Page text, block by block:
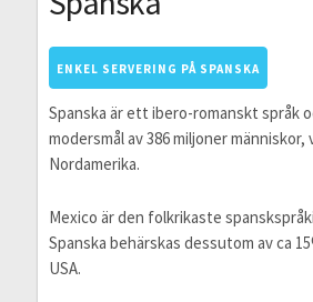
ENKEL SERVERING PÅ SPANSKA
Spanska är ett ibero-romanskt språk
modersmål av 386 miljoner människor,
Nordamerika.
Mexico är den folkrikaste
Spanska behärskas dessutom av ca
USA.